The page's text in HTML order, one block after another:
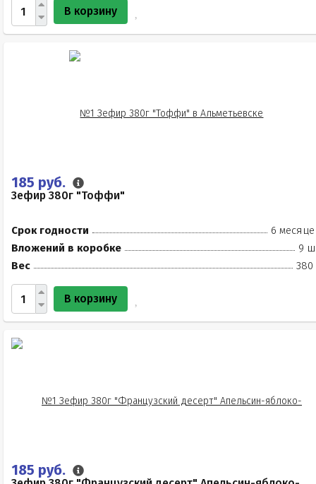
В корзину
185 руб.
Зефир 380г "Тоффи"
Срок годности
6
Вложений в коробке
9
Вес
380
В корзину
185 руб.